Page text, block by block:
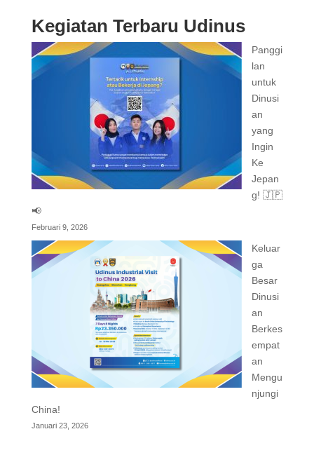
Kegiatan Terbaru Udinus
Panggi
lan
untuk
Dinusi
an
yang
Ingin
Ke
Jepan
g! 🇯🇵
📢
Februari 9, 2026
Keluar
ga
Besar
Dinusi
an
Berkes
empat
an
Mengu
njungi
China!
Januari 23, 2026